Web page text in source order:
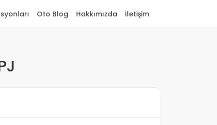
Oto Blog Hakkımızda İletişim